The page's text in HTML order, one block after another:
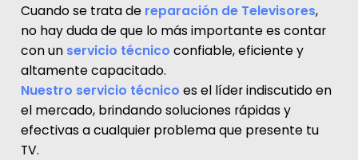
Cuando se trata de reparación de Televisores,
no hay duda de que lo más importante es contar
con un servicio técnico confiable, eficiente y
altamente capacitado.
Nuestro servicio técnico es el líder indiscutido en
el mercado, brindando soluciones rápidas y
efectivas a cualquier problema que presente tu
TV.